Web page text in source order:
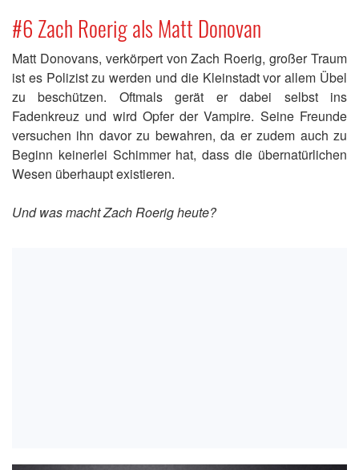
#6 Zach Roerig als Matt Donovan
Matt Donovans, verkörpert von Zach Roerig, großer Traum
ist es Polizist zu werden und die Kleinstadt vor allem Übel
zu beschützen. Oftmals gerät er dabei selbst ins
Fadenkreuz und wird Opfer der Vampire. Seine Freunde
versuchen ihn davor zu bewahren, da er zudem auch zu
Beginn keinerlei Schimmer hat, dass die übernatürlichen
Wesen überhaupt existieren.
Und was macht Zach Roerig heute?